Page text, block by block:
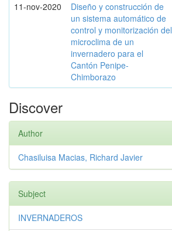
11-nov-2020
Diseño y construcción de
un sistema automático de
control y monitorización del
microclima de un
invernadero para el
Cantón Penipe-
Chimborazo
Discover
Author
Chasiluisa Macias, Richard Javier
Subject
INVERNADEROS